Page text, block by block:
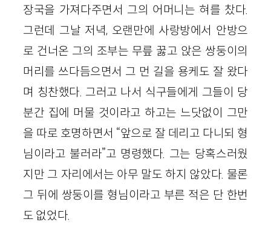
장국을 가져다주면서 그의 어머니는 혀를 찼다.
그런데 그날 저녁, 오랜만에 사랑방에서 안방으
로 건너온 그의 조부는 무릎 꿇고 앉은 쌍둥이의
머리를 쓰다듬으면서 그 먼 길을 용케도 잘 왔다
며 칭찬했다. 그러고 나서 식구들에게 그들이 당
분간 집에 머물 것이라고 하고는 느닷없이 그만
을 따로 호명하면서 “앞으로 잘 데리고 다니되 형
님이라고 불러라”고 명령했다. 그는 당혹스러웠
지만 그 자리에서는 아무 말도 하지 않았다. 물론
그 뒤에 쌍둥이를 형님이라고 부른 적은 단 한번
도 없었다.